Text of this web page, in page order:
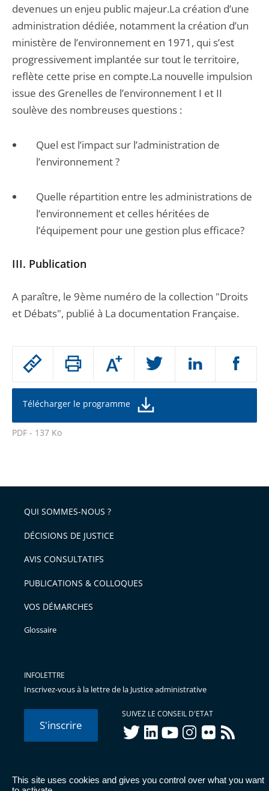
This site uses cookies and gives you control over what you want
Passer
partage
de
l'article
pour
Augmenter
ou
la
de
police
Télécharger le programme
PDF - 137 Ko
l'article
pour
avant
devenues un enjeu public majeur.La création d’une
administration dédiée, notamment la création d’un
ministère de l’environnement en 1971, qui s’est
progressivement implantée sur tout le territoire,
reflète cette prise en compte.La nouvelle impulsion
issue des Grenelles de l’environnement I et II
soulève des nombreuses questions :
Quel est l’impact sur l’administration de
l’environnement ?
Quelle répartition entre les administrations de
l’environnement et celles héritées de
l’équipement pour une gestion plus efficace?
III. Publication
A paraître, le 9ème numéro de la collection "Droits
et Débats", publié à La documentation Française.
QUI SOMMES-NOUS ?
DÉCISIONS DE JUSTICE
AVIS CONSULTATIFS
PUBLICATIONS & COLLOQUES
VOS DÉMARCHES
Glossaire
INFOLETTRE
Inscrivez-vous à la lettre de la Justice administrative
S'inscrire
SUIVEZ LE CONSEIL D'ETAT
twitterlinkedInyoutubeinstagram
flickr rss
© Conseil d'État 2026 - Mentions légales Données